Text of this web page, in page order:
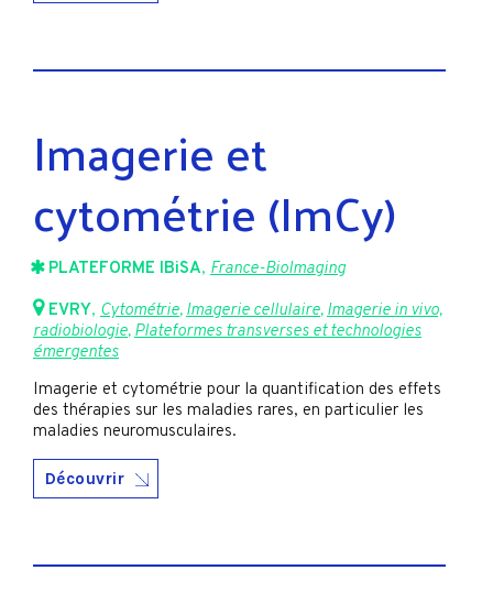
Imagerie et
cytométrie (ImCy)
PLATEFORME IBiSA, France-BioImaging
EVRY, Cytométrie, Imagerie cellulaire, Imagerie in vivo,
radiobiologie, Plateformes transverses et technologies
émergentes
Imagerie et cytométrie pour la quantification des effets
des thérapies sur les maladies rares, en particulier les
maladies neuromusculaires.
Découvrir